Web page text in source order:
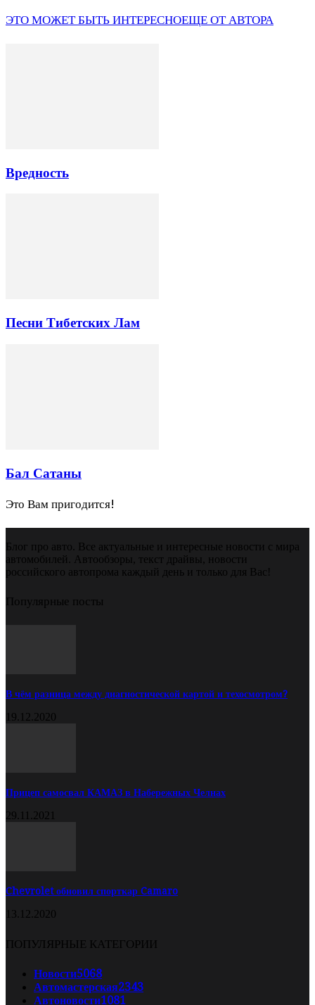
ЭТО МОЖЕТ БЫТЬ ИНТЕРЕСНОЕЩЕ ОТ АВТОРА
Вредность
Песни Тибетских Лам
Бал Сатаны
Это Вам пригодится!
Блог про авто. Все актуальные и интересные новости с мира
автомобилей. Автообзоры, текст драйвы, новости
российского автопрома каждый день и только для Вас!
Популярные посты
В чём разница между диагностической картой и техосмотром?
19.12.2020
Прицеп самосвал КАМАЗ в Набережных Челнах
29.11.2021
Chevrolet обновил спорткар Camaro
13.12.2020
ПОПУЛЯРНЫЕ КАТЕГОРИИ
Новости5068
Автомастерская2343
Автоновости1081